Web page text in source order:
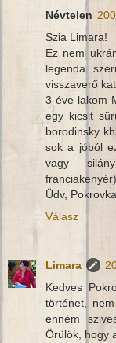
Névtelen
Szia Limara!
Ez nem
legenda
visszaverő
3 éve lakom
egy kicsit
borodinsky
sok a jóból
vagy
Üdv, Pokrovka
Válasz
Limara
Kedves
történet,
enném
Örülök, hogy